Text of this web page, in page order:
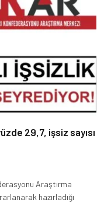
29,7, işsiz sayısı
Araştırma
hazırladığı